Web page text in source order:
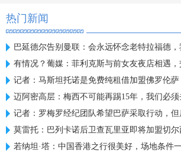
热门新闻
巴延德尔告别曼联：会永远怀念老特拉福德
有情况？葡媒：菲利克斯与前女友夜店相遇
记者：马斯坦托诺是免费纯租借加盟佛罗伦
迈阿密高层：梅西不可能再踢15年，我们必
记者：罗梅罗经纪团队希望巴萨采取行动，
莫雷托：巴列卡诺后卫查瓦里亚即将加盟切尔西
若纳坦·塔：中国香港之行很美好，场地条件